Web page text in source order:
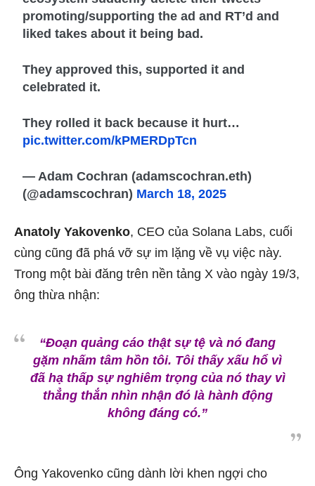
promoting/supporting the ad and RT’d and
liked takes about it being bad.
They approved this, supported it and
celebrated it.
They rolled it back because it hurt…
pic.twitter.com/kPMERDpTcn
— Adam Cochran (adamscochran.eth)
(@adamscochran) March 18, 2025
Anatoly Yakovenko, CEO của Solana Labs, cuối
cùng cũng đã phá vỡ sự im lặng về vụ việc này.
Trong một bài đăng trên nền tảng X vào ngày 19/3,
ông thừa nhận:
“Đoạn quảng cáo thật sự tệ và nó đang
gặm nhấm tâm hồn tôi. Tôi thấy xấu hổ vì
đã hạ thấp sự nghiêm trọng của nó thay vì
thẳng thắn nhìn nhận đó là hành động
không đáng có.”
Ông Yakovenko cũng dành lời khen ngợi cho